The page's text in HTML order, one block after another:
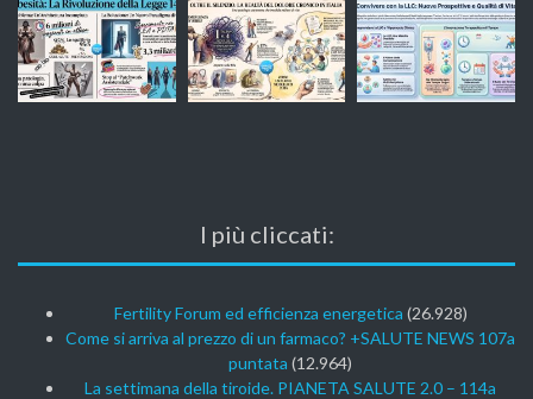
I più cliccati:
Fertility Forum ed efficienza energetica (26.928)
Come si arriva al prezzo di un farmaco? +SALUTE NEWS 107a
puntata (12.964)
La settimana della tiroide. PIANETA SALUTE 2.0 – 114a